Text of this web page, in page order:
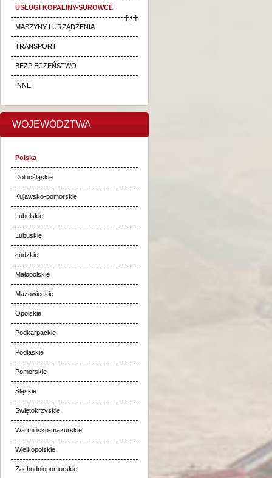
USŁUGI KOPALINY-SUROWCE
[ + ]
MASZYNY I URZĄDZENIA
TRANSPORT
BEZPIECZEŃSTWO
INNE
WOJEWÓDZTWA
Polska
Dolnośląskie
Kujawsko-pomorskie
Lubelskie
Lubuskie
Łódzkie
Małopolskie
Mazowieckie
Opolskie
Podkarpackie
Podlaskie
Pomorskie
Śląskie
Świętokrzyskie
Warmińsko-mazurskie
Wielkopolskie
Zachodniopomorskie